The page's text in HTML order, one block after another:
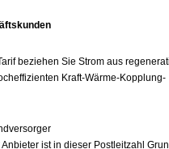
beziehen Sie Strom aus
Kraft-Wärme-Kopplung-
Anbieter ist in dieser Postleitzahl